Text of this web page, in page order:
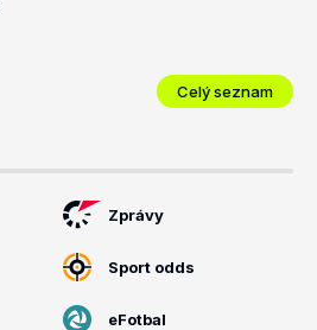
Celý seznam
Zprávy
Sport odds
eFotbal